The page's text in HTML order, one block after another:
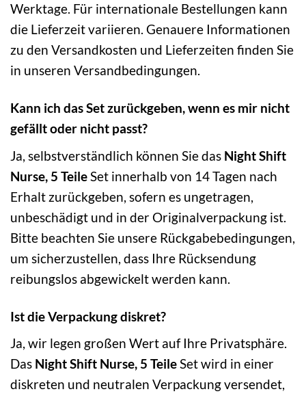
Werktage. Für internationale Bestellungen kann
die Lieferzeit variieren. Genauere Informationen
zu den Versandkosten und Lieferzeiten finden Sie
in unseren Versandbedingungen.
Kann ich das Set zurückgeben, wenn es mir nicht
gefällt oder nicht passt?
Ja, selbstverständlich können Sie das Night Shift
Nurse, 5 TeileSet innerhalb von 14 Tagen nach
Erhalt zurückgeben, sofern es ungetragen,
unbeschädigt und in der Originalverpackung ist.
Bitte beachten Sie unsere Rückgabebedingungen,
um sicherzustellen, dass Ihre Rücksendung
reibungslos abgewickelt werden kann.
Ist die Verpackung diskret?
Ja, wir legen großen Wert auf Ihre Privatsphäre.
Das Night Shift Nurse, 5 TeileSet wird in einer
diskreten und neutralen Verpackung versendet,